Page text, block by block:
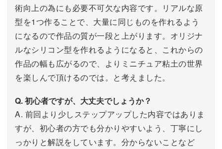
術向上の為にも必要不可欠な内容です。リアルな原
型を1つ作ることで、大量に同じものを作れるよう
になるので作品の質が一段と上がります。オリジナ
ルなシリコン型を作れるようになると、これからの
作品の幅も広がるので、よりミニチュア粘土の世界
を楽しんで頂けるのでは。と考えました。
Q. 初心者ですが、大丈夫でしょうか？
A. 前回より少しステップアップした内容ではありま
すが、初心者の方でも分かりやすいよう、丁寧にし
っかりと解説をしています。分からないことなど